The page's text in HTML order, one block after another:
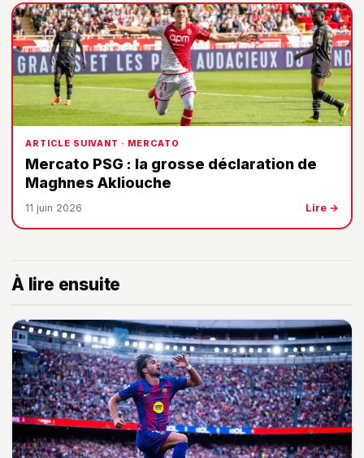
ARTICLE SUIVANT · MERCATO
Mercato PSG : la grosse déclaration de
Maghnes Akliouche
11 juin 2026 Lire →
À lire ensuite